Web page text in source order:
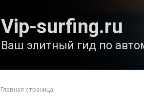
Vip-surfing.ru
Ваш элитный гид по
Главная страница